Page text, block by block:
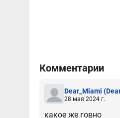
Комментарии
Dear_Miami
28 мая 2024 г.
какое же говно